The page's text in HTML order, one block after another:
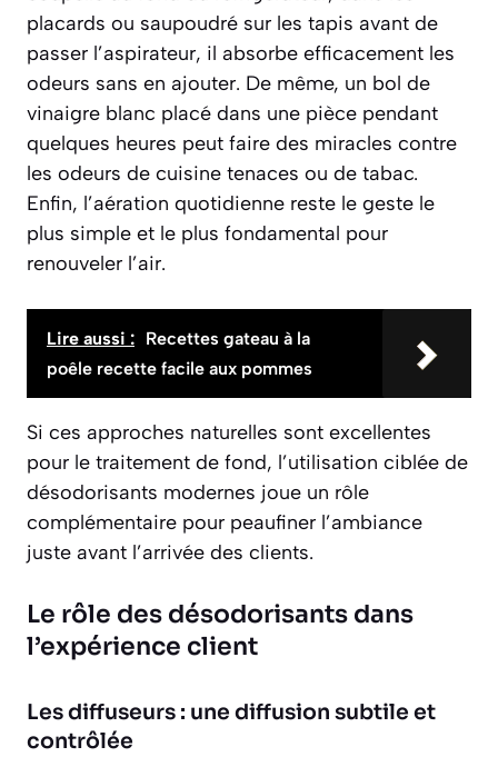
placards ou saupoudré sur les tapis avant de
passer l’aspirateur, il absorbe efficacement les
odeurs sans en ajouter. De même, un bol de
vinaigre blanc placé dans une pièce pendant
quelques heures peut faire des miracles contre
les odeurs de cuisine tenaces ou de tabac.
Enfin, l’aération quotidienne reste le geste le
plus simple et le plus fondamental pour
renouveler l’air.
Lire aussi : Recettes gateau à la
poêle recette facile aux pommes
Si ces approches naturelles sont excellentes
pour le traitement de fond, l’utilisation ciblée de
désodorisants modernes joue un rôle
complémentaire pour peaufiner l’ambiance
juste avant l’arrivée des clients.
Le rôle des désodorisants dans
l’expérience client
Les diffuseurs : une diffusion subtile et
contrôlée